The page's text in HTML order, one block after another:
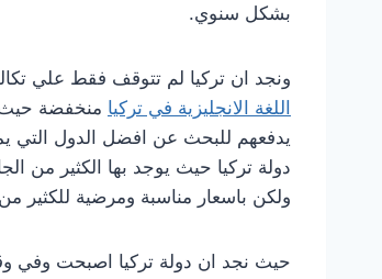
بشكل سنوي.
ونجد ان تركيا لم تتوقف فقط علي
اللغة الانجليزية في تركيا منخفضة حيث
يدفعهم للبحث عن افضل الدول التي
دولة تركيا حيث يوجد بها الكثير من
ولكن باسعار مناسبة ومرضية للكثير
حيث نجد ان دولة تركيا اصبحت وفي